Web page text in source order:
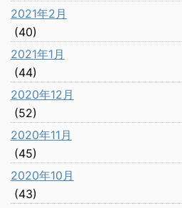
2021年2月
(40)
2021年1月
(44)
2020年12月
(52)
2020年11月
(45)
2020年10月
(43)